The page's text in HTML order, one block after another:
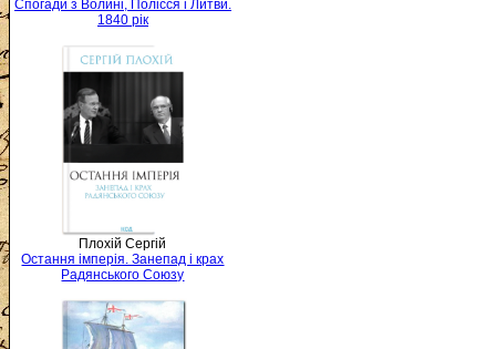
Спогади з Волині, Полісся і Литви.
1840 рік
Плохій Сергій
Остання імперія. Занепад і крах
Радянського Союзу